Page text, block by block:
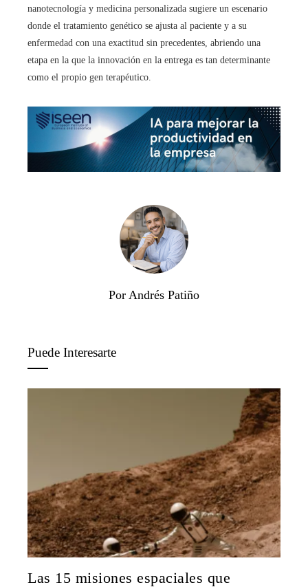
nanotecnología y medicina personalizada sugiere un escenario
donde el tratamiento genético se ajusta al paciente y a su
enfermedad con una exactitud sin precedentes, abriendo una
etapa en la que la innovación en la entrega es tan determinante
como el propio gen terapéutico.
Por Andrés Patiño
Puede Interesarte
Las 15 misiones espaciales que